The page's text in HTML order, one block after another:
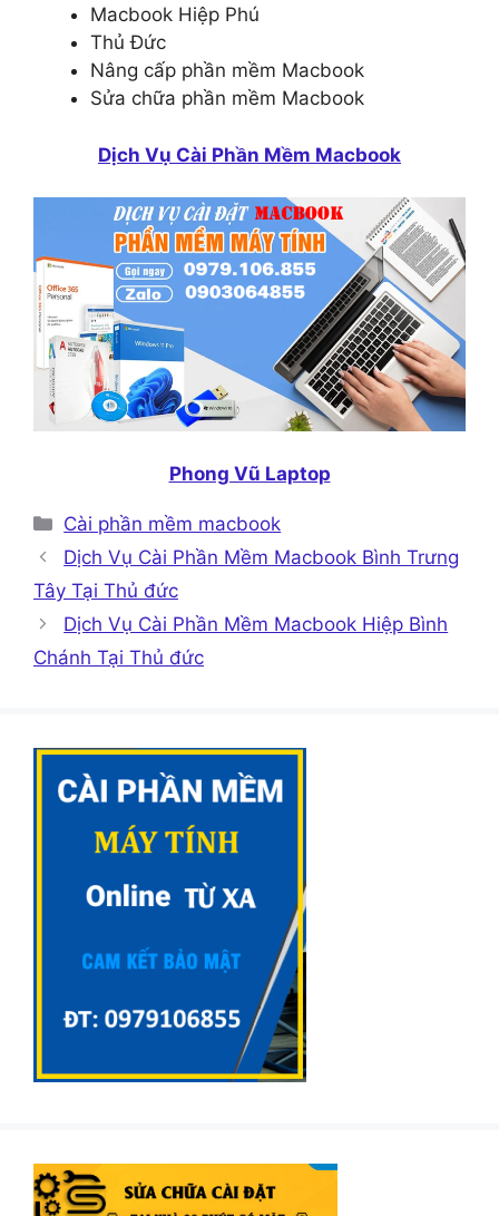
Macbook Hiệp Phú
Thủ Đức
Nâng cấp phần mềm Macbook
Sửa chữa phần mềm Macbook
Dịch Vụ Cài Phần Mềm Macbook
Phong Vũ Laptop
Danh
mục
Cài phần mềm macbook
Dịch Vụ Cài Phần Mềm Macbook Bình Trưng
Tây Tại Thủ đức
Dịch Vụ Cài Phần Mềm Macbook Hiệp Bình
Chánh Tại Thủ đức